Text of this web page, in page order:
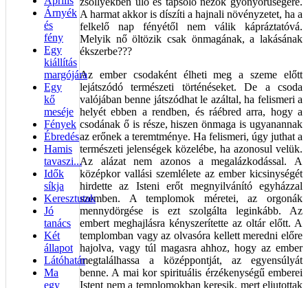
A harmat akkor is díszíti a hajnali növényzetet, ha a
felkelő nap fényétől nem válik kápráztatóvá.
Melyik nő öltözik csak önmagának, a lakásának
ékszerbe???
Az ember csodaként élheti meg a szeme előtt
lejátszódó természeti történéseket. De a csoda
valójában benne játszódhat le azáltal, ha felismeri a
helyét ebben a rendben, és ráébred arra, hogy a
csodának ő is része, hiszen önmaga is ugyanannak
az erőnek a teremtménye. Ha felismeri, úgy juthat a
természeti jelenségek közelébe, ha azonosul velük.
Az alázat nem azonos a megalázkodással. A
középkor vallási szemlélete az ember kicsinységét
hirdette az Isteni erőt megnyilvánító egyházzal
szemben. A templomok méretei, az orgonák
mennydörgése is ezt szolgálta leginkább. Az
embert meghajlásra kényszerítette az oltár előtt. A
templomban vagy az olvasóra kellett meredni előre
hajolva, vagy túl magasra ahhoz, hogy az ember
megtalálhassa a középpontját, az egyensúlyát
benne. A mai kor spirituális érzékenységű emberei
Istent nem a templomokban keresik, mert eljutottak
Árnyék
és
fény
Egy
kiállítás
margójára
Egy
kő
meséje
Fények
Ébredés
Hamis
tavaszi...
Idők
síkja
Keresztutak
Jó
tanács
Két
állapot
Látóhatár
Ma
egy